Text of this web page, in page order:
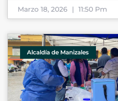
Marzo 18, 2026 11:50 Pm
Alcaldía de Manizales